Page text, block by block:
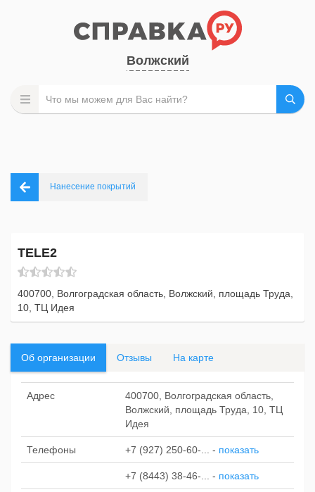
Волжский
Нанесение покрытий
TELE2
400700, Волгоградская область, Волжский, площадь Труда,
10, ТЦ Идея
Об организации Отзывы На карте
Адрес
400700, Волгоградская область,
Волжский, площадь Труда, 10, ТЦ
Идея
Телефоны +7 (927) 250-60-... - показать
+7 (8443) 38-46-... - показать